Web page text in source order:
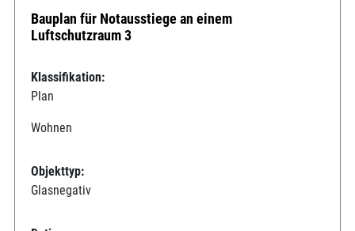
Bauplan für Notausstiege an einem
Luftschutzraum 3
Klassifikation:
Plan
Wohnen
Objekttyp:
Glasnegativ